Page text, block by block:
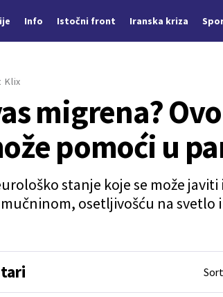
Info Istočni front Iranska kriza
migrena?
pomoći u
stanje koje se može
osetljivošću na svetlo
Klix